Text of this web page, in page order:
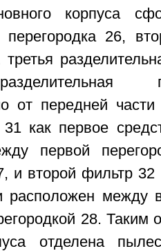
корпуса
перегородка 26,
третья
от передней
как первое
первой
и второй фильтр 32
расположен между
28. Таким
отделена